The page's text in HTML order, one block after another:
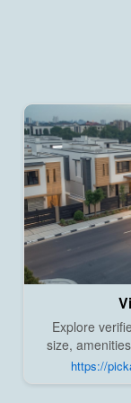
Explore
size,
from
https://